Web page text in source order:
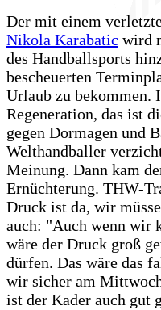
Der mit einem
Nikola Karabatic wird
des Handballsports
bescheuerten
Urlaub zu bekommen.
Regeneration, das ist
gegen Dormagen und
Welthandballer
Meinung. Dann kam
Ernüchterung. THW-
Druck ist da, wir
auch: "Auch wenn wir
wäre der Druck groß
dürfen. Das wäre das
wir sicher am
ist der Kader auch gut